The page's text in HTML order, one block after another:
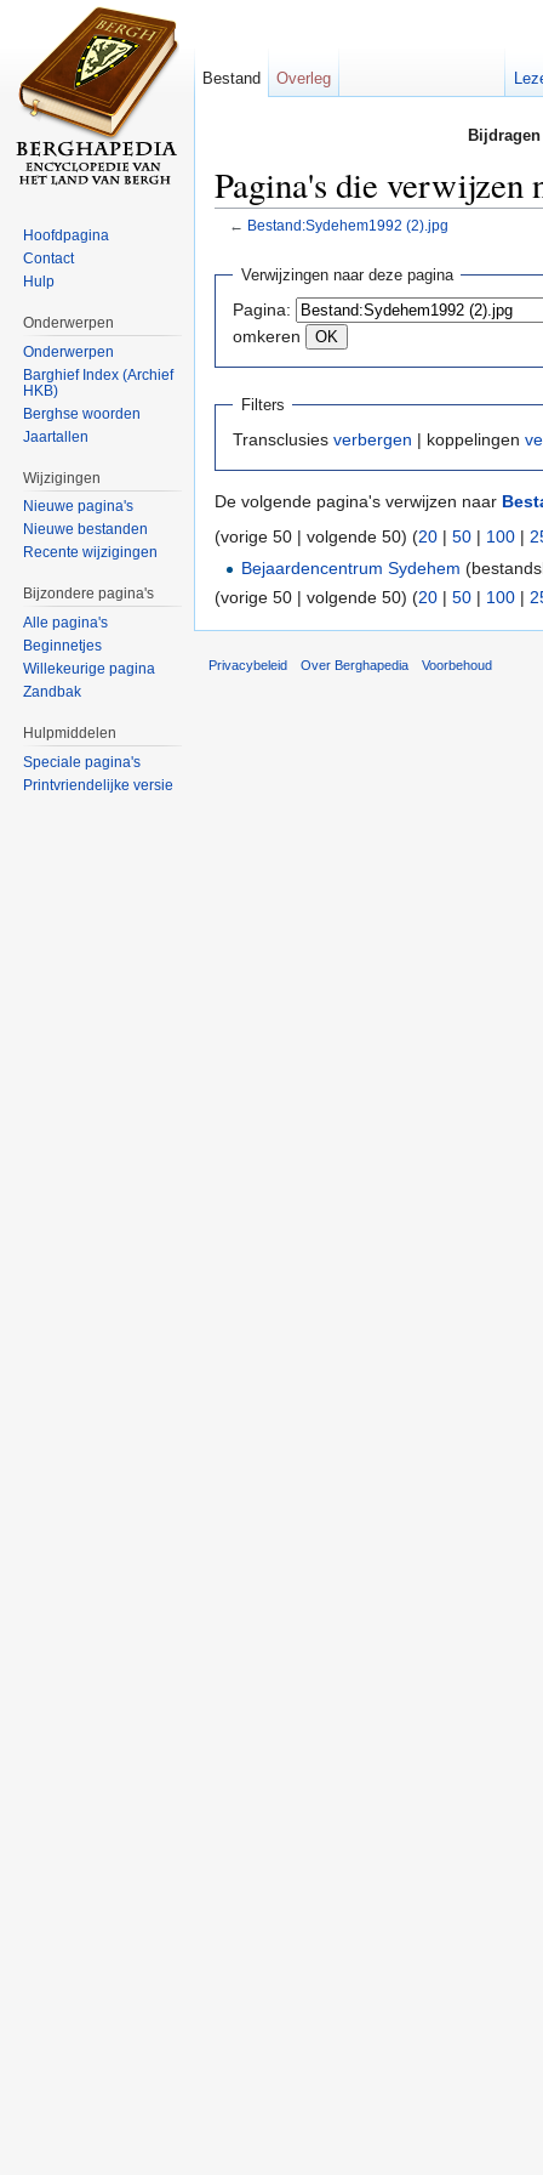
Pagina's die verwijzen
← Bestand:Sydehem1992 (2).jpg
Verwijzingen naar deze pagina
Pagina:
omkeren
Filters
Transclusies verbergen | koppelingen
De volgende pagina's verwijzen naar
(vorige 50 | volgende 50) (20 | 50 | 100 |
Bejaardencentrum Sydehem
(vorige 50 | volgende 50) (20 | 50 | 100 |
Bestand Overleg
Hoofdpagina
Contact
Hulp
Onderwerpen
Onderwerpen
Barghief Index (Archief
HKB)
Berghse woorden
Jaartallen
Wijzigingen
Nieuwe pagina's
Nieuwe bestanden
Recente wijzigingen
Bijzondere pagina's
Alle pagina's
Beginnetjes
Willekeurige pagina
Zandbak
Hulpmiddelen
Speciale pagina's
Printvriendelijke versie
Privacybeleid Over Berghapedia Voorbehoud